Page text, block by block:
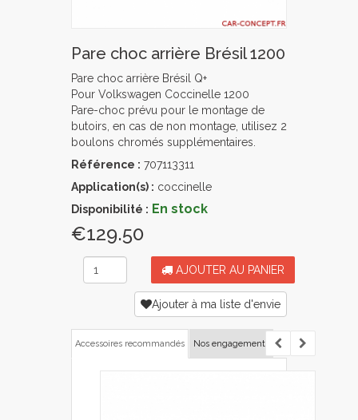
Pare choc arrière Brésil 1200
Pare choc arrière Brésil Q+
Pour Volkswagen Coccinelle 1200
Pare-choc prévu pour le montage de
butoirs, en cas de non montage, utilisez 2
boulons chromés supplémentaires.
Référence : 707113311
Application(s) : coccinelle
Disponibilité : En stock
€129.50
AJOUTER AU PANIER
Ajouter à ma liste d'envie
Accessoires recommandés Nos engagements